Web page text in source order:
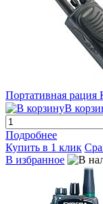
Портативная рация
В
Подробнее
Купить в 1 клик
В избранное